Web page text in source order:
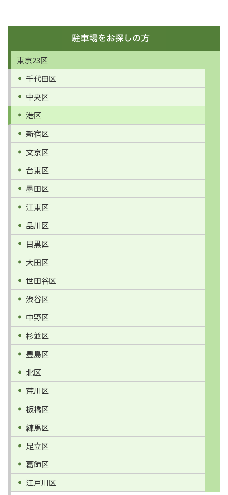
東京23区
千代田区
中央区
港区
新宿区
文京区
台東区
墨田区
江東区
品川区
目黒区
大田区
世田谷区
渋谷区
中野区
杉並区
豊島区
北区
荒川区
板橋区
練馬区
足立区
葛飾区
江戸川区